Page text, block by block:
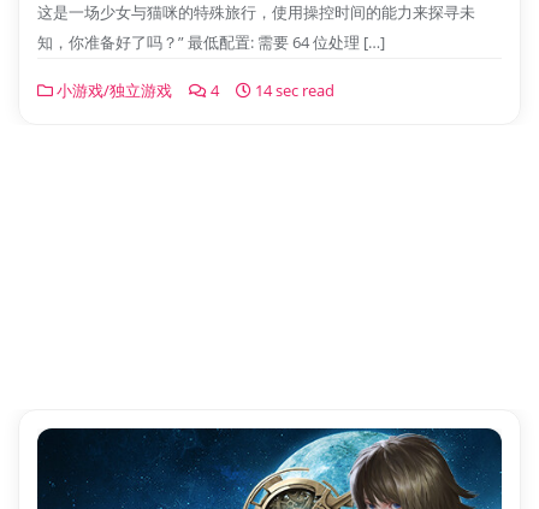
这是一场少女与猫咪的特殊旅行，使用操控时间的能力来探寻未
知，你准备好了吗？” 最低配置: 需要 64 位处理 […]
小游戏/独立游戏 4 14 sec read